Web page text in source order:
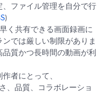
ファイル管理を自分で行
)
く共有できる画面録画に
では厳しい制限がありま
質かつ長時間の動画が利
者にとって、
、品質、コラボレーショ